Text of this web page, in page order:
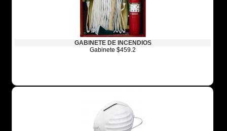
GABINETE DE INCENDIOS
Gabinete $459.2